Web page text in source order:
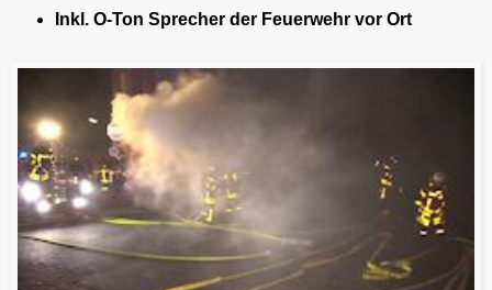
Inkl. O-Ton Sprecher der Feuerwehr vor Ort